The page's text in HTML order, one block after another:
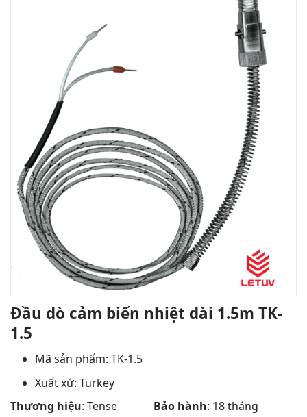
Đầu dò cảm biến nhiệt dài 1.5m TK-
1.5
Mã sản phẩm: TK-1.5
Xuất xứ: Turkey
Thương hiệu: Tense Bảo hành: 18 tháng